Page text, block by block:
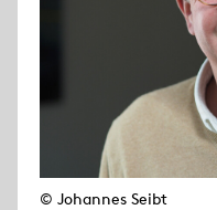
© Johannes Seibt